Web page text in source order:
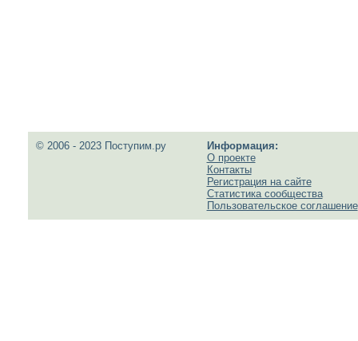
© 2006 - 2023 Поступим.ру
Информация:
О проекте
Контакты
Регистрация на сайте
Статистика сообщества
Пользовательское соглашение